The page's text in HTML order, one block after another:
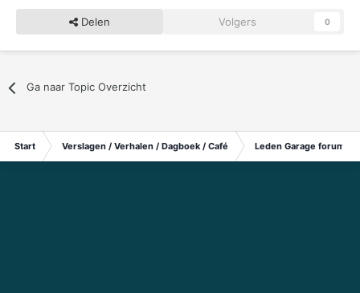
Delen Volgers 0
Ga naar Topic Overzicht
Start Verslagen / Verhalen / Dagboek / Café Leden Garage forum